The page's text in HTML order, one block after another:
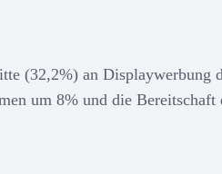
(32,2%) an Displaywerbung
um 8% und die Bereitschaft